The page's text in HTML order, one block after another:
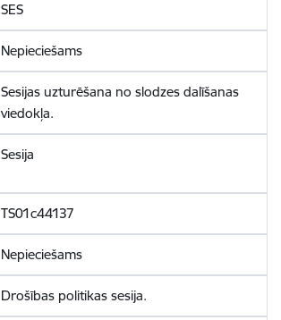
SES
Nepieciešams
Sesijas uzturēšana no slodzes dalīšanas
viedokļa.
Sesija
TS01c44137
Nepieciešams
Drošības politikas sesija.